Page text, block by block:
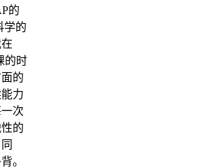
的
学的
的时
的
力
次
的
。